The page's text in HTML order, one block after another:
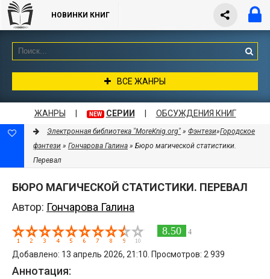
НОВИНКИ КНИГ
ВСЕ ЖАНРЫ
ЖАНРЫ NEW СЕРИИ ОБСУЖДЕНИЯ КНИГ
Электронная библиотека "MoreKnig.org" » Фэнтези»Городское
фэнтези » Гончарова Галина » Бюро магической статистики.
Перевал
БЮРО МАГИЧЕСКОЙ СТАТИСТИКИ. ПЕРЕВАЛ
Автор: Гончарова Галина
8.50 4
Добавлено: 13 апрель 2026, 21:10. Просмотров: 2 939
Аннотация: